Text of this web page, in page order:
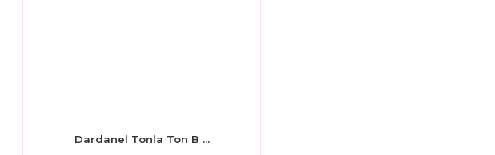
Dardanel Tonla Ton B ...